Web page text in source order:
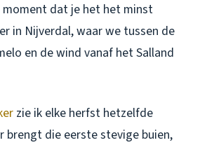
dat je het het minst
in Nijverdal, waar we tussen de
en de wind vanaf het Salland
zie ik elke herfst hetzelfde
brengt die eerste stevige buien,